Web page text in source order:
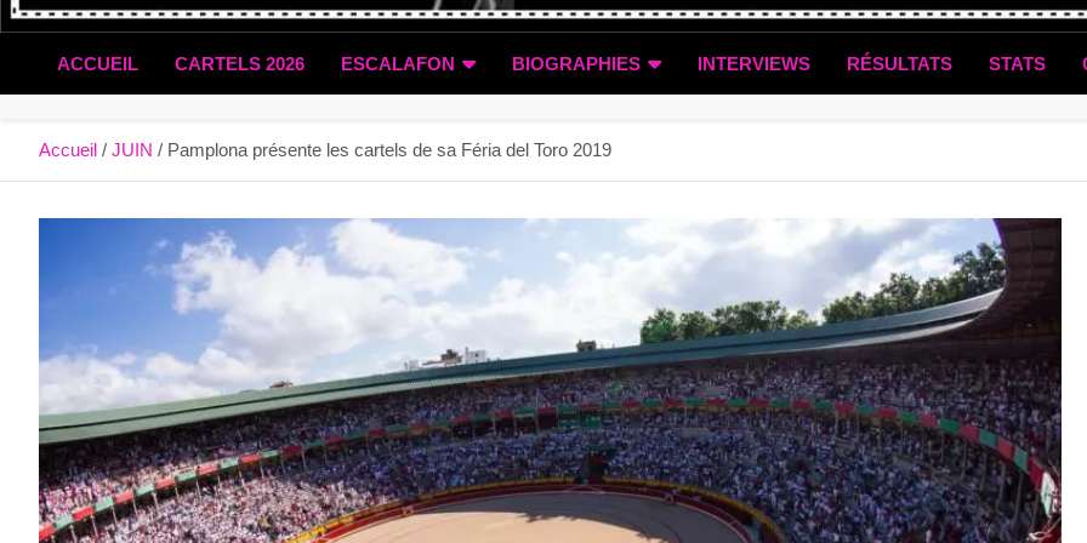
ACCUEIL CARTELS 2026 ESCALAFON BIOGRAPHIES INTERVIEWS RÉSULTATS STATS
Accueil JUIN Pamplona présente les cartels de sa Féria del Toro 2019